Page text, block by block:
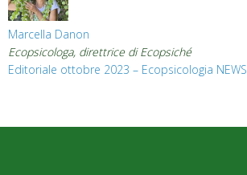
Marcella Danon
Ecopsicologa, direttrice di Ecopsiché
Editoriale ottobre 2023 – Ecopsicologia NEWS